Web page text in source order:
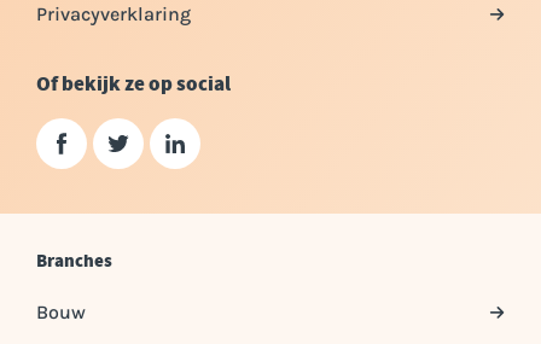
Privacyverklaring
Of bekijk ze op social
Branches
Bouw